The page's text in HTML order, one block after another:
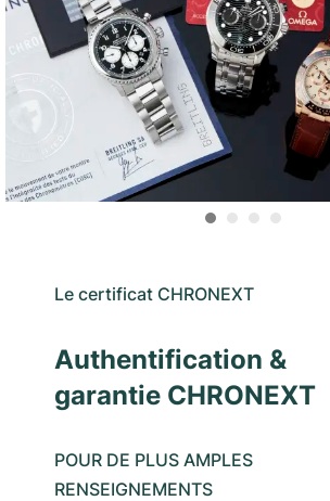
Le certificat CHRONEXT
Authentification &
garantie CHRONEXT
POUR DE PLUS AMPLES
RENSEIGNEMENTS